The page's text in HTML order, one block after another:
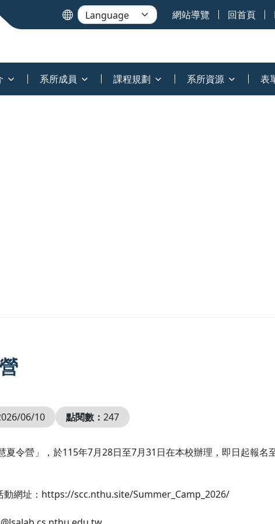
網站導覽 回首頁
系所成員 課程規劃 系所資源 表
06/10 點閱數： 247
令營」，於115年7月28日至7月31日在本校辦理，即日起報
動網址：https://scc.nthu.site/Summer_Camp_2026/